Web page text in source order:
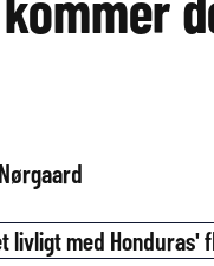
livligt med Honduras'